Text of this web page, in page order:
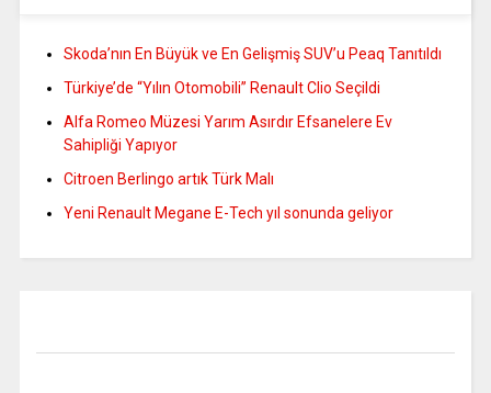
Skoda’nın En Büyük ve En Gelişmiş SUV’u Peaq Tanıtıldı
Türkiye’de “Yılın Otomobili” Renault Clio Seçildi
Alfa Romeo Müzesi Yarım Asırdır Efsanelere Ev
Sahipliği Yapıyor
Citroen Berlingo artık Türk Malı
Yeni Renault Megane E-Tech yıl sonunda geliyor